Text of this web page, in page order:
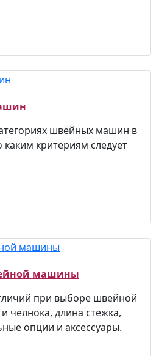
швейных машин в
критериям следует
машины
при выборе швейной
челнока, длина стежка,
опции и аксессуары.